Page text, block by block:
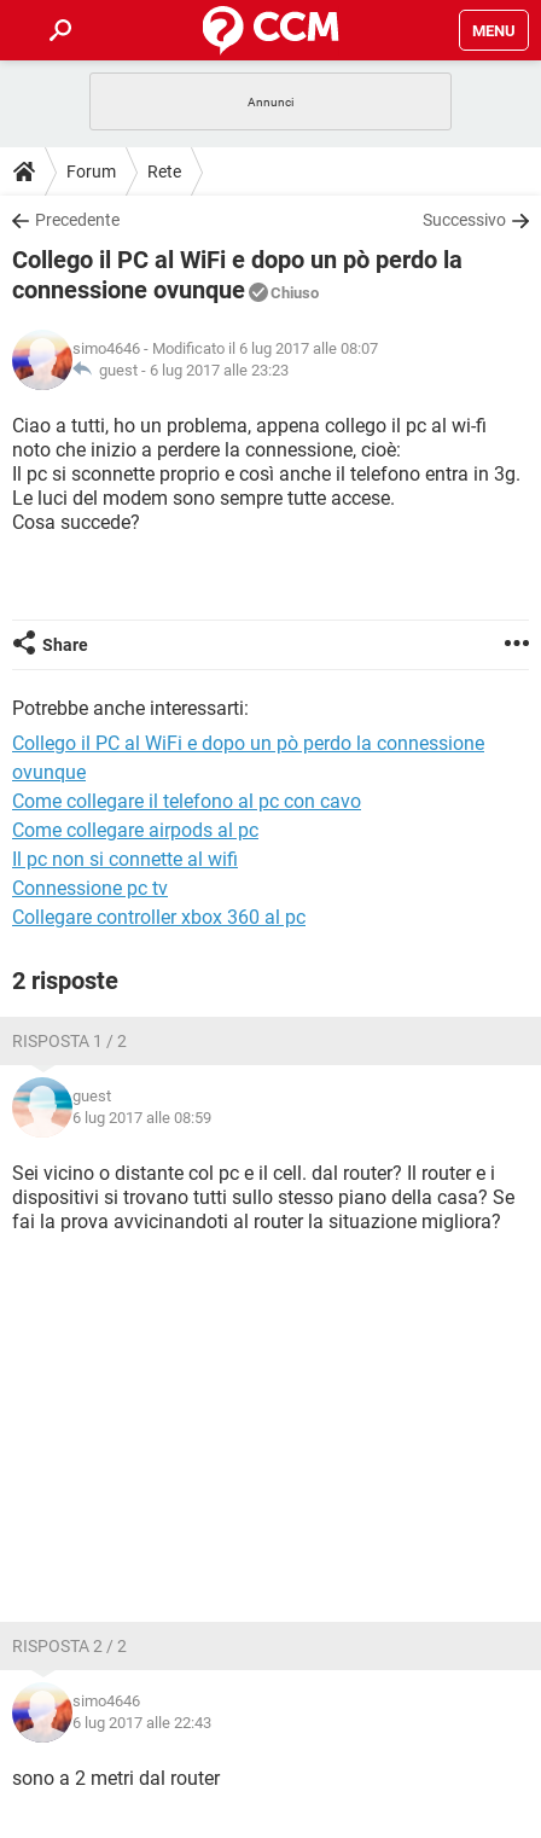
MENU
INTRATTENIMENTO
iOS
INSTAGRAM WHATSAPP
TIKTOK FACEBOOK
HARDWARE
GUIDE
COVID-19
iOS
TIKTOK
DOWNLOAD
COVID-19 GAMING
INTRATTENIMENTO ANDROID
iOS WINDOWS 10
INSTAGRAM
TIKTOK FACEBOOK
HARDWARE
FORUM
INTRATTENIMENTO
INSTAGRAM WHATSAPP
TIKTOK
HARDWARE
GLOSSARIO
COVID-19
INTRATTENIMENTO ANDROID
iOS WINDOWS 10
INSTAGRAM WHATSAPP
Forum Rete
Precedente Successivo
Collego il PC al WiFi e dopo un pò perdo la
connessione ovunque
Chiuso
simo4646 - Modificato il 6 lug 2017 alle 08:07
guest - 6 lug 2017 alle 23:23
Ciao a tutti, ho un problema, appena collego il pc al wi-fi
noto che inizio a perdere la connessione, cioè:
Il pc si sconnette proprio e così anche il telefono entra in 3g.
Le luci del modem sono sempre tutte accese.
Cosa succede?
Share
Potrebbe anche interessarti:
Collego il PC al WiFi e dopo un pò perdo la connessione
ovunque
Come collegare il telefono al pc con cavo
Come collegare airpods al pc
Il pc non si connette al wifi
Connessione pc tv
Collegare controller xbox 360 al pc
2 risposte
RISPOSTA 1 / 2
guest
6 lug 2017 alle 08:59
Sei vicino o distante col pc e il cell. dal router? Il router e i
dispositivi si trovano tutti sullo stesso piano della casa? Se
fai la prova avvicinandoti al router la situazione migliora?
RISPOSTA 2 / 2
simo4646
6 lug 2017 alle 22:43
sono a 2 metri dal router